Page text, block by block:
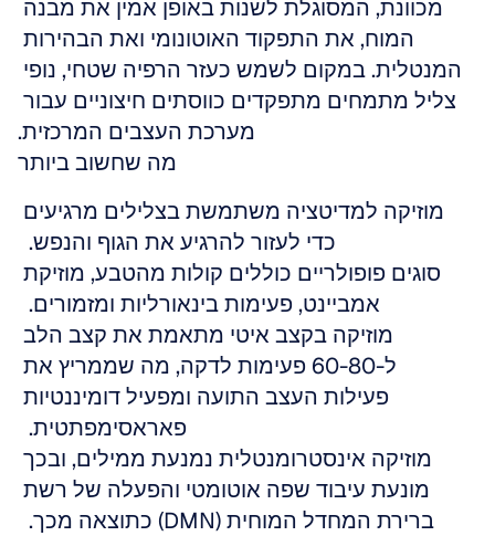
מערכת העצבים המרכזית.
מה שחשוב ביותר
כדי לעזור להרגיע את הגוף והנפש.
אמביינט, פעימות בינאורליות ומזמורים.
פאראסימפתטית.
ברירת המחדל המוחית (DMN) כתוצאה מכך.